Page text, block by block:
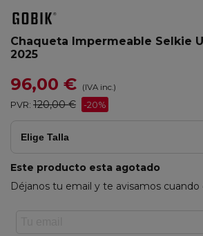
Chaqueta Impermeable Selkie
2025
96,00 € (IVA inc.)
PVR: 120,00 € -20%
Elige Talla
Este producto esta agotado
Déjanos tu email y te avisamos cuando